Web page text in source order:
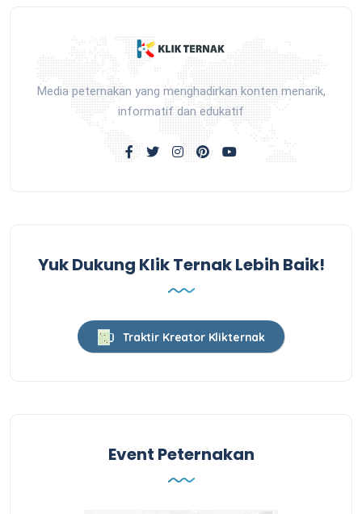
Media peternakan yang menghadirkan konten menarik,
informatif dan edukatif
Yuk Dukung Klik Ternak Lebih Baik!
Traktir Kreator Klikternak
Event Peternakan